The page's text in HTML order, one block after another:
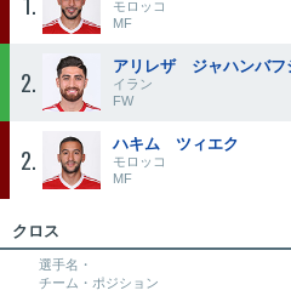
モロッコ
MF
2
アリレザ ジャハンバフ
イラン
FW
2
ハキム ツィエク
モロッコ
MF
クロス
選手名・
チーム・ポジション